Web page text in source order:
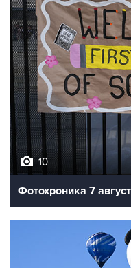
10
Фотохроника 7